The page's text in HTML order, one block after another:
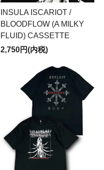
INSULA ISCARIOT /
BLOODFLOW (A MILKY
FLUID) CASSETTE
2,750円(内税)